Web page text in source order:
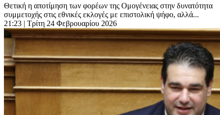
Θετική η αποτίμηση των φορέων της Ομογένειας στην δυνατότητα
συμμετοχής στις εθνικές εκλογές με επιστολική ψήφο, αλλά...
21:23 | Τρίτη 24 Φεβρουαρίου 2026